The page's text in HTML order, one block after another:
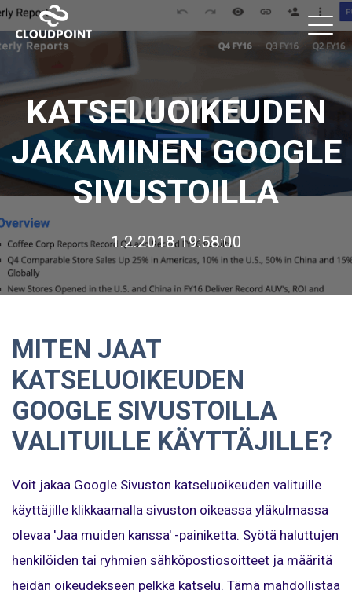
KATSELUOIKEUDEN
JAKAMINEN GOOGLE
SIVUSTOILLA
1.2.2018 19:58:00
MITEN JAAT
KATSELUOIKEUDEN
GOOGLE SIVUSTOILLA
VALITUILLE KÄYTTÄJILLE?
Voit jakaa Google Sivuston katseluoikeuden valituille
käyttäjille klikkaamalla sivuston oikeassa yläkulmassa
olevaa 'Jaa muiden kanssa' -painiketta. Syötä haluttujen
henkilöiden tai ryhmien sähköpostiosoitteet ja määritä
heidän oikeudekseen pelkkä katselu. Tämä mahdollistaa